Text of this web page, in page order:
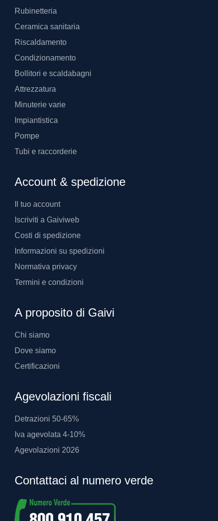
Rubinetteria
Ceramica sanitaria
Riscaldamento
Condizionamento
Bollitori e scaldabagni
Attrezzatura
Minuterie varie
Impiantistica
Pompe
Tubi e raccorderie
Account & spedizione
Il tuo account
Iscriviti a Gaiviweb
Costi di spedizione
Informazioni su spedizioni
Normativa privacy
Termini e condizioni
A proposito di Gaivi
Chi siamo
Dove siamo
Certificazioni
Agevolazioni fiscali
Detrazioni 50-65%
Iva agevolata 4-10%
Agevolazioni 2026
Contattaci al numero verde